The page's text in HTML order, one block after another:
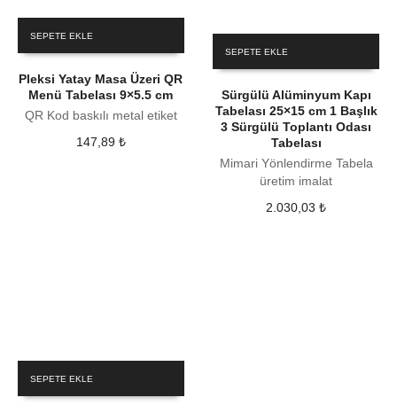
SEPETE EKLE
Pleksi Yatay Masa Üzeri QR
Menü Tabelası 9×5.5 cm
QR Kod baskılı metal etiket
147,89 ₺
SEPETE EKLE
Sürgülü Alüminyum Kapı
Tabelası 25×15 cm 1 Başlık
3 Sürgülü Toplantı Odası
Tabelası
Mimari Yönlendirme Tabela
üretim imalat
2.030,03₺
SEPETE EKLE